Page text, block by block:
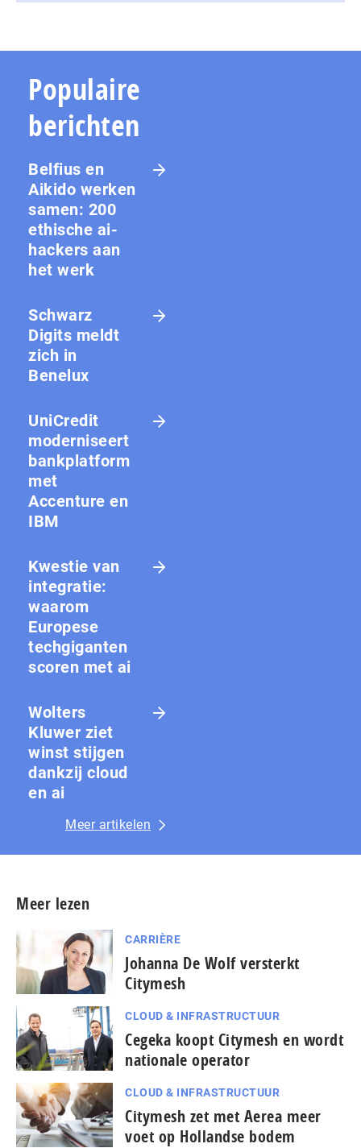
Populaire
berichten
Belfius en
Aikido werken
samen: 200
ethische ai-
hackers aan
het werk
Schwarz
Digits meldt
zich in
Benelux
UniCredit
moderniseert
bankplatform
met
Accenture en
IBM
Kwestie van
integratie:
waarom
Europese
techgiganten
scoren met ai
Wolters
Kluwer ziet
winst stijgen
dankzij cloud
en ai
Meer artikelen
Meer lezen
CARRIÈRE
Johanna De Wolf versterkt
Citymesh
CLOUD & INFRASTRUCTUUR
Cegeka koopt Citymesh en wordt
nationale operator
CLOUD & INFRASTRUCTUUR
Citymesh zet met Aerea meer
voet op Hollandse bodem